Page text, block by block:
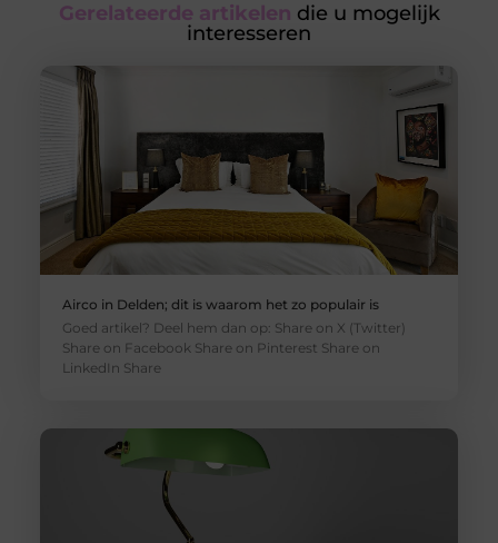
Gerelateerde artikelen die u mogelijk
interesseren
Airco in Delden; dit is waarom het zo populair is
Goed artikel? Deel hem dan op: Share on X (Twitter)
Share on Facebook Share on Pinterest Share on
LinkedIn Share